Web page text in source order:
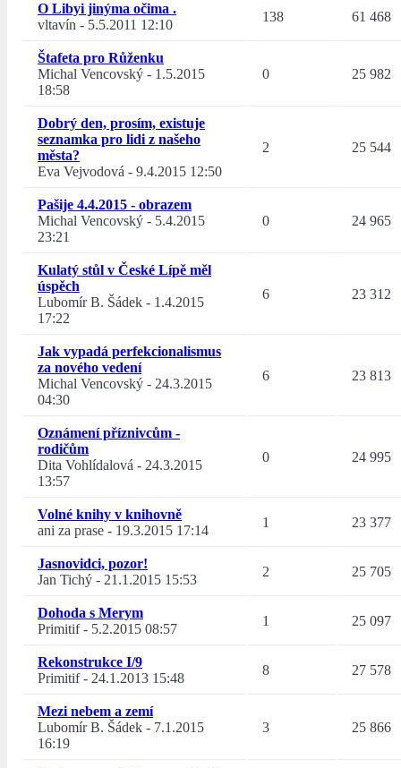
O Libyi jinýma očima .
vltavín - 5.5.2011 12:10
138 61 468
Štafeta pro Růženku
Michal Vencovský - 1.5.2015
18:58
0 25 982
Dobrý den, prosím, existuje
seznamka pro lidi z našeho
města?
Eva Vejvodová - 9.4.2015 12:50
2 25 544
Pašije 4.4.2015 - obrazem
Michal Vencovský - 5.4.2015
23:21
0 24 965
Kulatý stůl v České Lípě měl
úspěch
Lubomír B. Šádek - 1.4.2015
17:22
6 23 312
Jak vypadá perfekcionalismus
za nového vedení
Michal Vencovský - 24.3.2015
04:30
6 23 813
Oznámení příznivcům -
rodičům
Dita Vohlídalová - 24.3.2015
13:57
0 24 995
Volné knihy v knihovně
ani za prase - 19.3.2015 17:14
1 23 377
Jasnovidci, pozor!
Jan Tichý - 21.1.2015 15:53
2 25 705
Dohoda s Merym
Primitif- 5.2.2015 08:57
1 25 097
Rekonstrukce I/9
Primitif- 24.1.2013 15:48
8 27 578
Mezi nebem a zemí
Lubomír B. Šádek - 7.1.2015
16:19
3 25 866